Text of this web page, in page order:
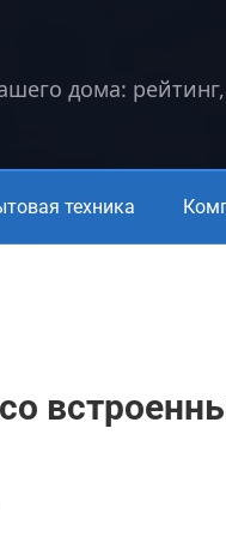
дома:
техника